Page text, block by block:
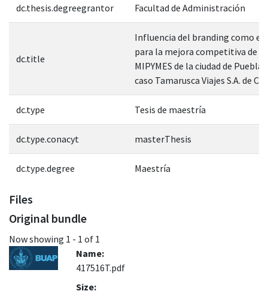
dc.thesis.degreegrantor Facultad de Administración
dc.title
Influencia del branding como
para la mejora competitiva de
MIPYMES de la ciudad de
caso Tamarusca Viajes S.A. de
dc.type Tesis de maestría
dc.type.conacyt masterThesis
dc.type.degree Maestría
Files
Original bundle
Now showing 1 - 1 of 1
Name:
417516T.pdf
Size: